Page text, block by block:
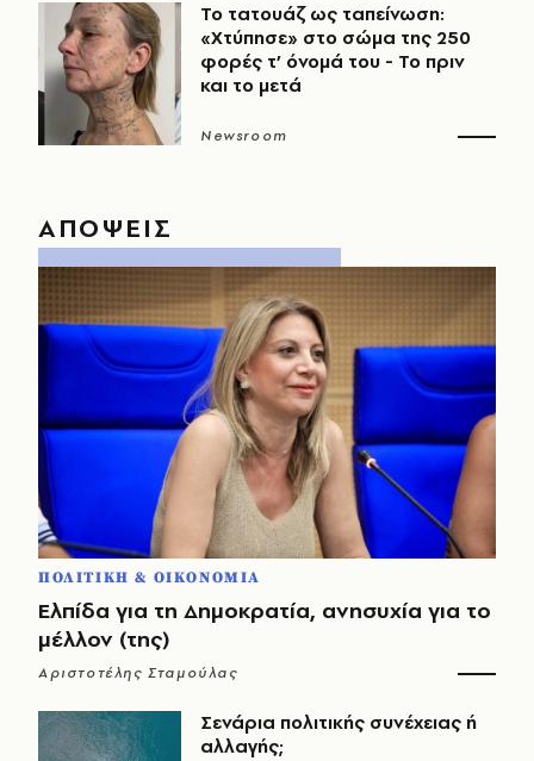
Το τατουάζ ως ταπείνωση:
«Χτύπησε» στο σώμα της 250
φορές τ’ όνομά του - Το πριν
και το μετά
Newsroom
ΑΠΟΨΕΙΣ
ΠΟΛΙΤΙΚΗ & ΟΙΚΟΝΟΜΙΑ
Ελπίδα για τη Δημοκρατία, ανησυχία για το
μέλλον (της)
Αριστοτέλης Σταμούλας
Σενάρια πολιτικής συνέχειας ή
αλλαγής;